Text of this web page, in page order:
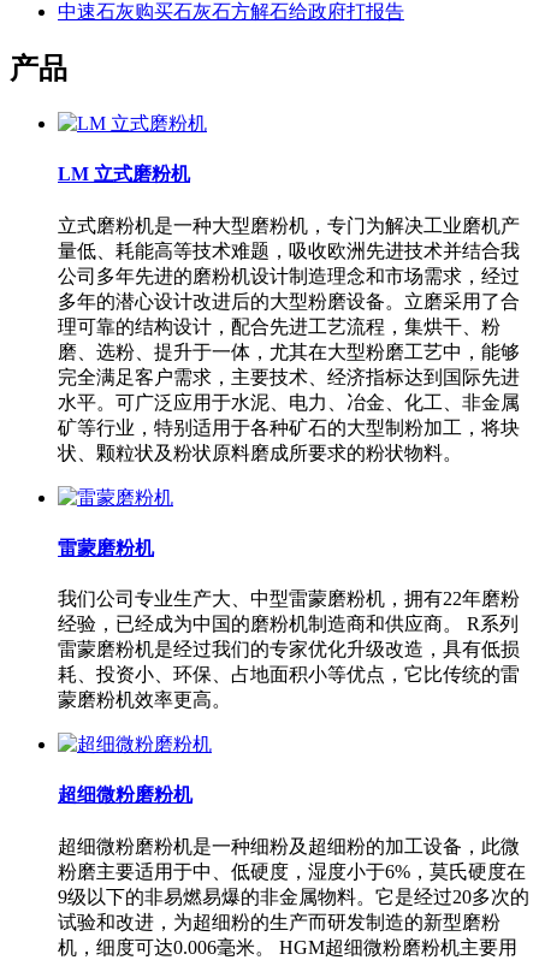
中速石灰购买石灰石方解石给政府打报告
产品
LM 立式磨粉机
立式磨粉机是一种大型磨粉机，专门为解决工业磨机产
量低、耗能高等技术难题，吸收欧洲先进技术并结合我
公司多年先进的磨粉机设计制造理念和市场需求，经过
多年的潜心设计改进后的大型粉磨设备。立磨采用了合
理可靠的结构设计，配合先进工艺流程，集烘干、粉
磨、选粉、提升于一体，尤其在大型粉磨工艺中，能够
完全满足客户需求，主要技术、经济指标达到国际先进
水平。可广泛应用于水泥、电力、冶金、化工、非金属
矿等行业，特别适用于各种矿石的大型制粉加工，将块
状、颗粒状及粉状原料磨成所要求的粉状物料。
雷蒙磨粉机
我们公司专业生产大、中型雷蒙磨粉机，拥有22年磨粉
经验，已经成为中国的磨粉机制造商和供应商。 R系列
雷蒙磨粉机是经过我们的专家优化升级改造，具有低损
耗、投资小、环保、占地面积小等优点，它比传统的雷
蒙磨粉机效率更高。
超细微粉磨粉机
超细微粉磨粉机是一种细粉及超细粉的加工设备，此微
粉磨主要适用于中、低硬度，湿度小于6%，莫氏硬度在
9级以下的非易燃易爆的非金属物料。它是经过20多次的
试验和改进，为超细粉的生产而研发制造的新型磨粉
机，细度可达0.006毫米。 HGM超细微粉磨粉机主要用